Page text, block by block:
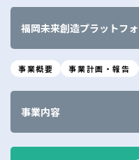
福岡未来創造プラットフ
事業概要 事業計画・報告
事業内容